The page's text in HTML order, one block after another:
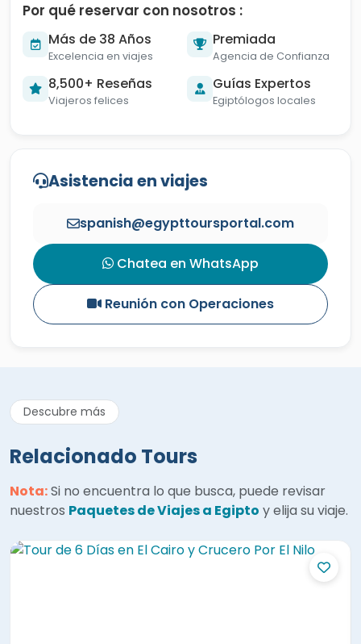
Por qué reservar con nosotros :
Más de 38 Años
Excelencia en viajes
Premiada
Agencia de Confianza
8,500+ Reseñas
Viajeros felices
Guías Expertos
Egiptólogos locales
Asistencia en viajes
spanish@egypttoursportal.com
Chatea en WhatsApp
Reunión con Operaciones
Descubre más
Relacionado Tours
Nota:Si no encuentra lo que busca, puede revisar
nuestros Paquetes de Viajes a Egipto y elija su viaje.